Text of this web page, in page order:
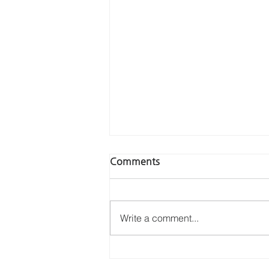
Comments
Write a comment...